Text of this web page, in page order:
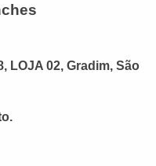
LOJA 02, Gradim, São